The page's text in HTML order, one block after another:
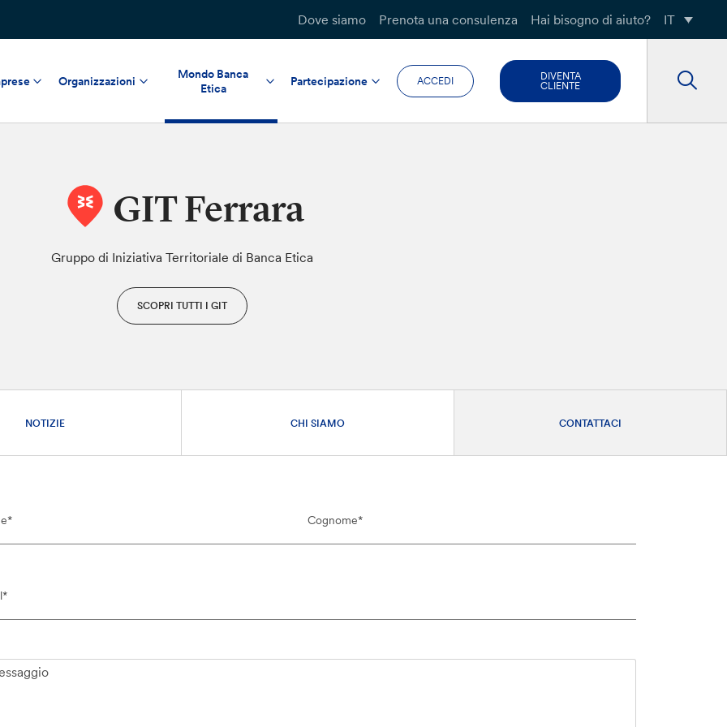
Dove siamo Prenota una consulenza Hai bisogno di aiuto? IT
Organizzazioni
Mondo Banca
Etica
Partecipazione ACCEDI
DIVENTA
CLIENTE
GIT Ferrara
Gruppo di Iniziativa Territoriale di Banca Etica
SCOPRI TUTTI I GIT
NOTIZIE CHI SIAMO CONTATTACI